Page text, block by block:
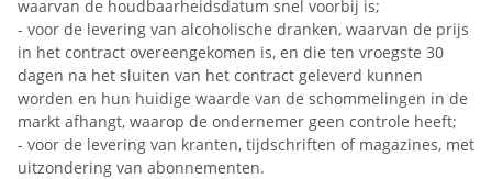
waarvan de houdbaarheidsdatum snel voorbij is;
- voor de levering van alcoholische dranken, waarvan de prijs
in het contract overeengekomen is, en die ten vroegste 30
dagen na het sluiten van het contract geleverd kunnen
worden en hun huidige waarde van de schommelingen in de
markt afhangt, waarop de ondernemer geen controle heeft;
- voor de levering van kranten, tijdschriften of magazines, met
uitzondering van abonnementen.